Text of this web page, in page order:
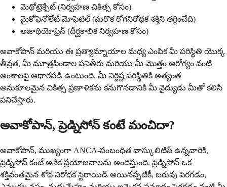
మెథోట్రెక్సేట్ (నిర్వహణ చికిత్స కోసం)
మైకోఫెనోలేట్ మోఫెటిల్ (మరొక రోగనిరోధక శక్తిని తగ్గించేది)
అజాథియోప్రిన్ (దీర్ఘకాలిక నిర్వహణ కోసం)
అవాకోపాన్ మరియు ఈ ప్రత్యామ్నాయాల మధ్య ఎంపిక మీ పరిస్థితి యొక్క
తీవ్రత, మీ మూత్రపిండాల పనితీరు మరియు మీ మొత్తం ఆరోగ్యం వంటి
అంశాలపై ఆధారపడి ఉంటుంది. మీ నిర్దిష్ట పరిస్థితికి అత్యంత
అనుకూలమైన చికిత్స ప్రణాళికను కనుగొనడానికి మీ వైద్యుడు మీతో కలిసి
పనిచేస్తారు.
అవాకోపాన్, ప్రెడ్నిసోన్ కంటే మంచిదా?
అవాకోపాన్, ముఖ్యంగా ANCA-సంబంధిత వాస్కులిటిస్ ఉన్నవారికి,
ప్రెడ్నిసోన్ కంటే అనేక ప్రయోజనాలను అందిస్తుంది. ప్రెడ్నిసోన్ ఒక
శక్తివంతమైన శోథ నిరోధక స్టెరాయిడ్ అయినప్పటికీ, బరువు పెరగడం,